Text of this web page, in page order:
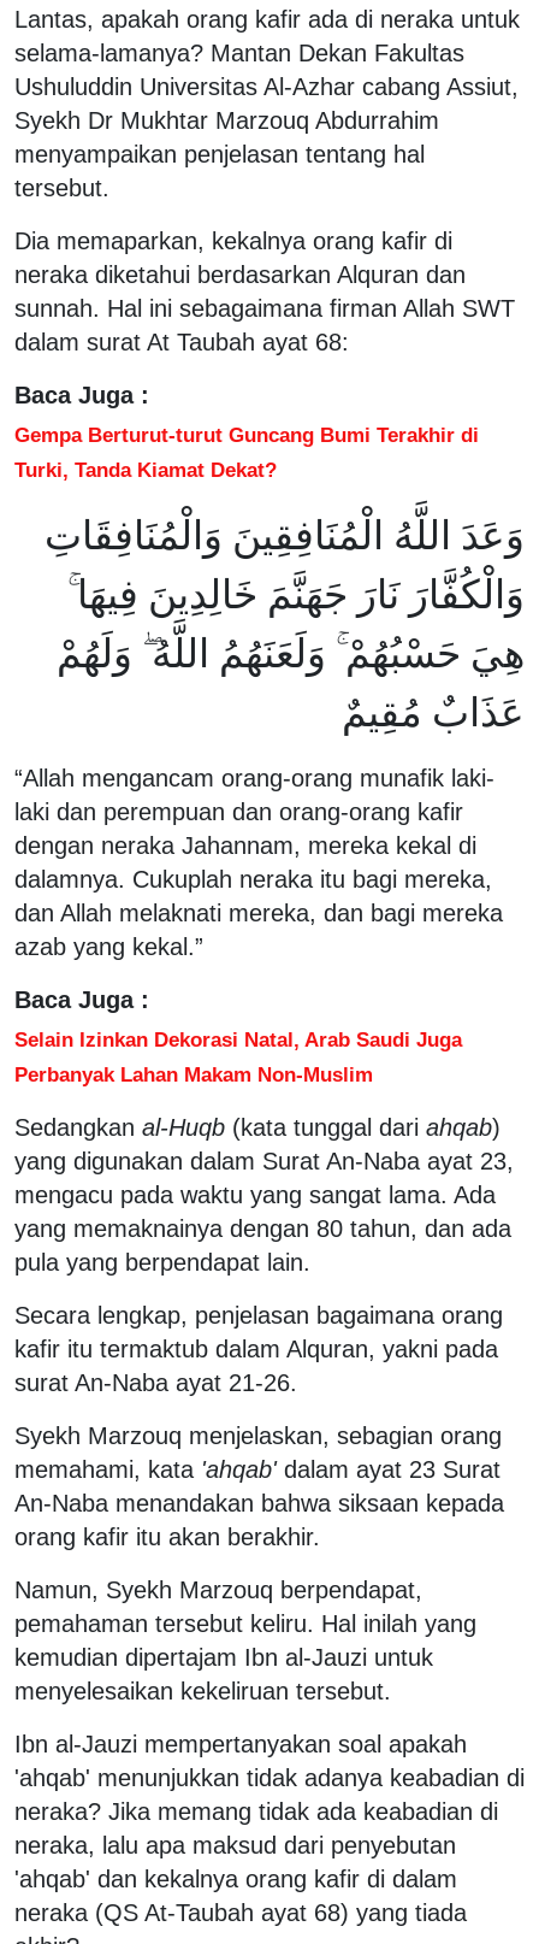
Lantas, apakah orang kafir ada di neraka untuk
selama-lamanya? Mantan Dekan Fakultas
Ushuluddin Universitas Al-Azhar cabang Assiut,
Syekh Dr Mukhtar Marzouq Abdurrahim
menyampaikan penjelasan tentang hal
tersebut.
Dia memaparkan, kekalnya orang kafir di
neraka diketahui berdasarkan Alquran dan
sunnah. Hal ini sebagaimana firman Allah SWT
dalam surat At Taubah ayat 68:
Baca Juga :
Gempa Berturut-turut Guncang Bumi Terakhir di
Turki, Tanda Kiamat Dekat?
وَعَدَ اللَّهُ الْمُنَافِقِينَ وَالْمُنَافِقَاتِ
وَالْكُفَّارَ نَارَ جَهَنَّمَ خَالِدِينَ فِيهَا ۚ
هِيَ حَسْبُهُمْ ۚ وَلَعَنَهُمُ اللَّهُ ۖ وَلَهُمْ
عَذَابٌ مُقِيمٌ
“Allah mengancam orang-orang munafik laki-
laki dan perempuan dan orang-orang kafir
dengan neraka Jahannam, mereka kekal di
dalamnya. Cukuplah neraka itu bagi mereka,
dan Allah melaknati mereka, dan bagi mereka
azab yang kekal.”
Baca Juga :
Selain Izinkan Dekorasi Natal, Arab Saudi Juga
Perbanyak Lahan Makam Non-Muslim
Sedangkan al-Huqb (kata tunggal dari ahqab)
yang digunakan dalam Surat An-Naba ayat 23,
mengacu pada waktu yang sangat lama. Ada
yang memaknainya dengan 80 tahun, dan ada
pula yang berpendapat lain.
Secara lengkap, penjelasan bagaimana orang
kafir itu termaktub dalam Alquran, yakni pada
surat An-Naba ayat 21-26.
Syekh Marzouq menjelaskan, sebagian orang
memahami, kata 'ahqab'dalam ayat 23 Surat
An-Naba menandakan bahwa siksaan kepada
orang kafir itu akan berakhir.
Namun, Syekh Marzouq berpendapat,
pemahaman tersebut keliru. Hal inilah yang
kemudian dipertajam Ibn al-Jauzi untuk
menyelesaikan kekeliruan tersebut.
Ibn al-Jauzi mempertanyakan soal apakah
'ahqab' menunjukkan tidak adanya keabadian di
neraka? Jika memang tidak ada keabadian di
neraka, lalu apa maksud dari penyebutan
'ahqab' dan kekalnya orang kafir di dalam
neraka (QS At-Taubah ayat 68) yang tiada